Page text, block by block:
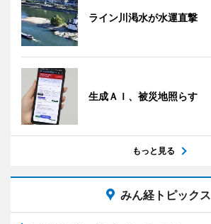
ライン川渇水が水運直撃
生成ＡＩ、被災地照らす
もっと見る
みん経トピックス